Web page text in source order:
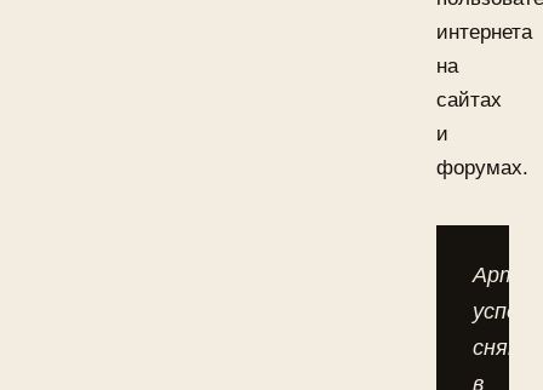
интернета
на
сайтах
и
форумах.
успела
в